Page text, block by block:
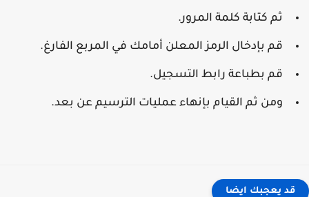
ثم كتابة كلمة المرور.
قم بإدخال الرمز المعلن أمامك في المربع الفارغ.
قم بطباعة رابط التسجيل.
ومن ثم القيام بإنهاء عمليات الترسيم عن بعد.
قد يعجبك ايضا